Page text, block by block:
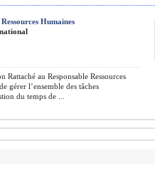
Humaines
Rattaché au Responsable Ressources
gérer l’ensemble des tâches
du temps de ...